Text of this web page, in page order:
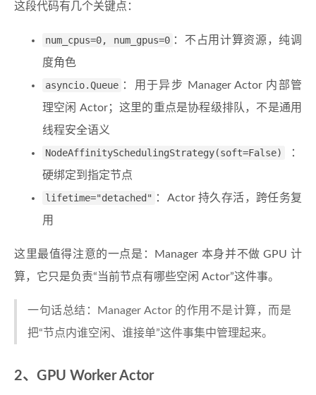
这段代码有几个关键点：
num_cpus=0, num_gpus=0 ：不占用计算资源，纯调
度角色
asyncio.Queue ：用于异步 Manager Actor 内部管
理空闲 Actor；这里的重点是协程级排队，不是通用
线程安全语义
NodeAffinitySchedulingStrategy(soft=False)
：
硬绑定到指定节点
lifetime="detached" ：Actor 持久存活，跨任务复
用
这里最值得注意的一点是：Manager 本身并不做 GPU 计
算，它只是负责“当前节点有哪些空闲 Actor”这件事。
一句话总结：Manager Actor 的作用不是计算，而是
把“节点内谁空闲、谁接单”这件事集中管理起来。
2、GPU Worker Actor